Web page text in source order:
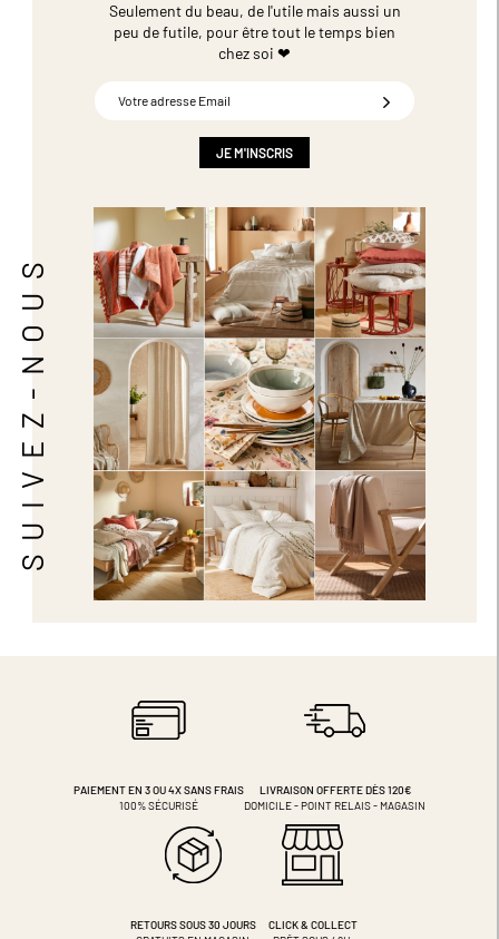
SUIVEZ-NOUS
Seulement du beau, de l'utile mais aussi un
peu de futile, pour être tout le temps bien
chez soi ❤
JE M'INSCRIS
PAIEMENT EN 3 OU 4XSANS FRAIS
100% SÉCURISÉ
LIVRAISON OFFERTE DÈS 120€
DOMICILE - POINT RELAIS - MAGASIN
RETOURS SOUS 30 JOURS
CLICK & COLLECT